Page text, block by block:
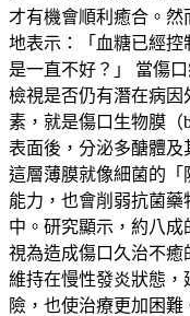
才有機會順利癒合。
地表示：「血糖已經
是一直不好？」 當傷
檢視是否仍有潛在病因
素，就是傷口生物膜（
表面後，分泌多醣體及
這層薄膜就像細菌的
能力，也會削弱抗菌藥
中。研究顯示，約八
視為造成傷口久治不癒
維持在慢性發炎狀態
險，也使治療更加困